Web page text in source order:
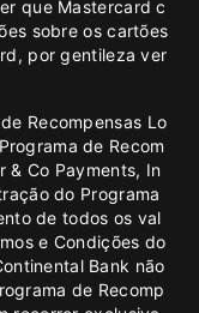
que Mastercard c
sobre os cartões
por gentileza ver
Recompensas Lo
de Recom
& Co Payments, In
do Programa
de todos os val
e Condições do
Bank não
de Recomp